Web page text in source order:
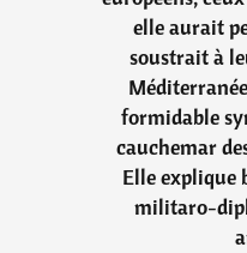
elle aurait
soustrait à
formidable
cauchemar
Elle explique
militaro-